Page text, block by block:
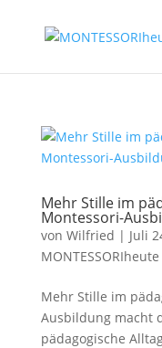
Mehr Stille im
Montessori-
von Wilfried | Juli
MONTESSORIheute
Mehr Stille im
Ausbildung macht
pädagogische